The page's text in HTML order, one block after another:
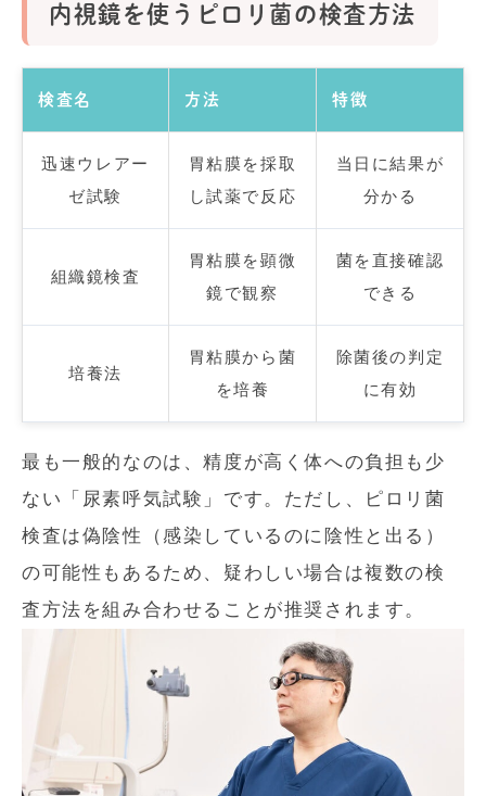
内視鏡を使うピロリ菌の検査方法
検査名 方法 特徴
迅速ウレアー
ゼ試験
胃粘膜を採取
し試薬で反応
当日に結果が
分かる
組織鏡検査
胃粘膜を顕微
鏡で観察
菌を直接確認
できる
培養法
胃粘膜から菌
を培養
除菌後の判定
に有効
最も一般的なのは、精度が高く体への負担も少
ない「尿素呼気試験」です。ただし、ピロリ菌
検査は偽陰性（感染しているのに陰性と出る）
の可能性もあるため、疑わしい場合は複数の検
査方法を組み合わせることが推奨されます。